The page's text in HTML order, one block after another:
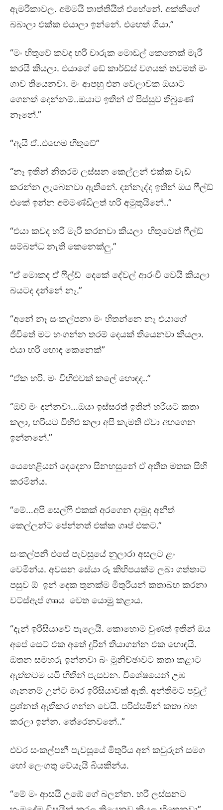
ඇමරිකාවල. අම්මයි තාත්තියිත් එහේනේ. අක්කි⁣ගේ
බබාලා එක්ක එයාලා ඉන්නේ. එහෙත් ගියා.”
“මං හිතුවේ කවද හරි චාරුක මොඩල් කෙනෙක් මැරි
කරයි කියලා. එයාගේ ඩේ කාර්ඩ්ස් වගයක් තවමත් මං
ගාව තියෙනවා. මං ආපහු එන වෙලාවක ඔයාට
ගෙනත් දෙන්නම්..ඔයාට ඉතින් ඒ පිස්සුව තිබුණේ
නෑනේ.”
“ඇයි ඒ..එහෙම හිතුවේ”
“නෑ ඉතින් නිතරම ලස්සන කෙල්ලන් එක්ක වැඩ
කරන්න ලැබෙනවා ඇතිනේ. දන්නැද්ද ඉතින් ඔය ෆීල්ඩ්
එකේ ඉන්න අම්මණ්ඩිලත් හරි අමුතුයිනේ..”
“එයා කවද හරි මැරි කරනවා කියලා හිතුවෙත් ෆීල්ඩ්
සම්බන්ධ නැති කෙනෙක්ලු.”
“ඒ මොකද ඒ ෆීල්ඩ් දෙකේ දේවල් ආරංචි වෙයි කියලා
බයටද දන්නේ නෑ.”
“අනේ නෑ සංකල්පනා මං හිතන්නෙ නෑ එයාගේ
ජීවිතේ මට හංගන්න තරම් දෙයක් තියෙනවා කියලා.
එයා හරි හොඳ කෙනෙක්”
“ඒක හරි. මං විහිළුවක් කලේ හොඳද..”
“ඔව් මං දන්නවා…ඔයා ඉස්සරත් ඉතින් හරියට කතා
කලා, හරියට විහිළු කලා අපි කැමති ඒවා අහගෙන
ඉන්නනේ.”
යෙහෙළියන් දෙදෙනා සිනහසුනේ ඒ අතීත මතක සිහි
කරමින්ය.
“මේ…අපි සෙල්ෆි එකක් අරගෙන දාමුද අනිත්
කෙල්ලන්ට පේන්නත් එක්ක ගෘප් එකට.”
සංකල්පනී එසේ පැවසුයේ නුලාරා අසලට ළං
වෙමින්ය. අවසන සේයා රූ කිහිපයක්ම ලබා ගත්තාට
පසුව ඕ ඉන් දෙක තුනක්ම මිතුරියන් කතාබහ කරනා
වට්ස්ඇප් ගෲය වෙත යොමුු කළාය.
“දැන් ඉරිසියාවේ පැලෙයි. කොහොම වුණත් ඉතින් ඔය
අපේ සෙට් එක අතේ දුරින් තියාගන්න එක හොඳයි.
ඔතන සමහරු ඉන්නවා බං මූනිච්ඡාවට කතා කළාට
ඇත්තටම යටි හිතින් පැසවන. විශේෂයෙන් උඹ
ගැනනම් උන්ට මාර ඉරිසියාවක් ඇති. අන්තිමට පවුල්
ප්‍රශ්නත් ඇතිකර ගන්න වෙයි. පරිස්සමින් කතා බහ
කරලා ඉන්න. තේරෙනවනේ..”
එවර සංකල්පනී පැවසූයේ මිතුරිය අන් කවුරුන් සමග
හෝ ⁣ලෙංගතු වේයැයි බියකින්ය.
“මේ මං ආසයි උඹේ ගේ බලන්න. හරි ලස්සනට